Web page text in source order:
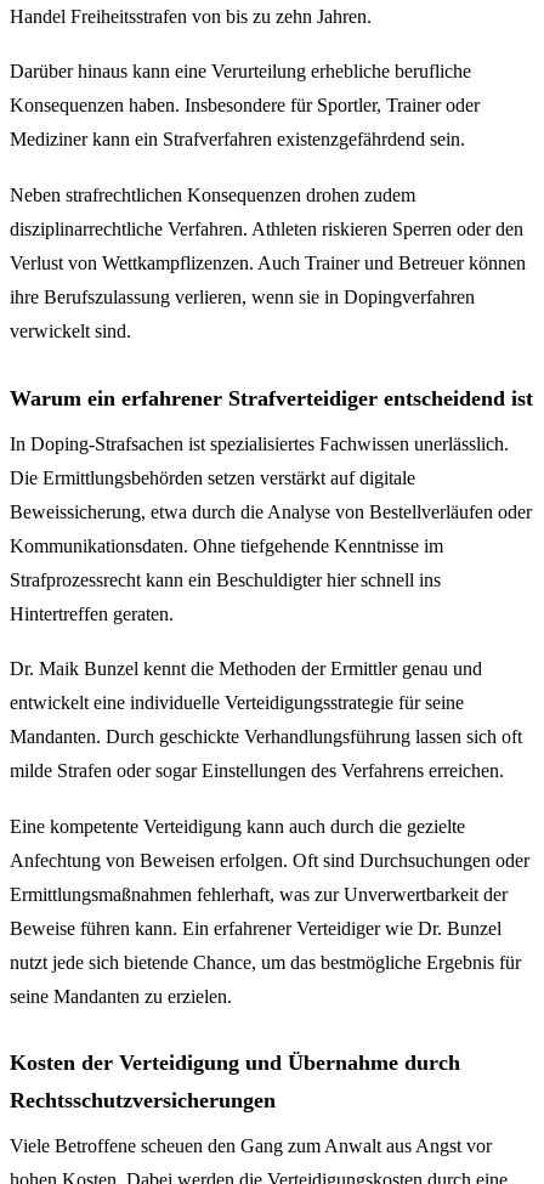
Handel Freiheitsstrafen von bis zu zehn Jahren.
Darüber hinaus kann eine Verurteilung erhebliche berufliche
Konsequenzen haben. Insbesondere für Sportler, Trainer oder
Mediziner kann ein Strafverfahren existenzgefährdend sein.
Neben strafrechtlichen Konsequenzen drohen zudem
disziplinarrechtliche Verfahren. Athleten riskieren Sperren oder den
Verlust von Wettkampflizenzen. Auch Trainer und Betreuer können
ihre Berufszulassung verlieren, wenn sie in Dopingverfahren
verwickelt sind.
Warum ein erfahrener Strafverteidiger entscheidend ist
In Doping-Strafsachen ist spezialisiertes Fachwissen unerlässlich.
Die Ermittlungsbehörden setzen verstärkt auf digitale
Beweissicherung, etwa durch die Analyse von Bestellverläufen oder
Kommunikationsdaten. Ohne tiefgehende Kenntnisse im
Strafprozessrecht kann ein Beschuldigter hier schnell ins
Hintertreffen geraten.
Dr. Maik Bunzel kennt die Methoden der Ermittler genau und
entwickelt eine individuelle Verteidigungsstrategie für seine
Mandanten. Durch geschickte Verhandlungsführung lassen sich oft
milde Strafen oder sogar Einstellungen des Verfahrens erreichen.
Eine kompetente Verteidigung kann auch durch die gezielte
Anfechtung von Beweisen erfolgen. Oft sind Durchsuchungen oder
Ermittlungsmaßnahmen fehlerhaft, was zur Unverwertbarkeit der
Beweise führen kann. Ein erfahrener Verteidiger wie Dr. Bunzel
nutzt jede sich bietende Chance, um das bestmögliche Ergebnis für
seine Mandanten zu erzielen.
Kosten der Verteidigung und Übernahme durch
Rechtsschutzversicherungen
Viele Betroffene scheuen den Gang zum Anwalt aus Angst vor